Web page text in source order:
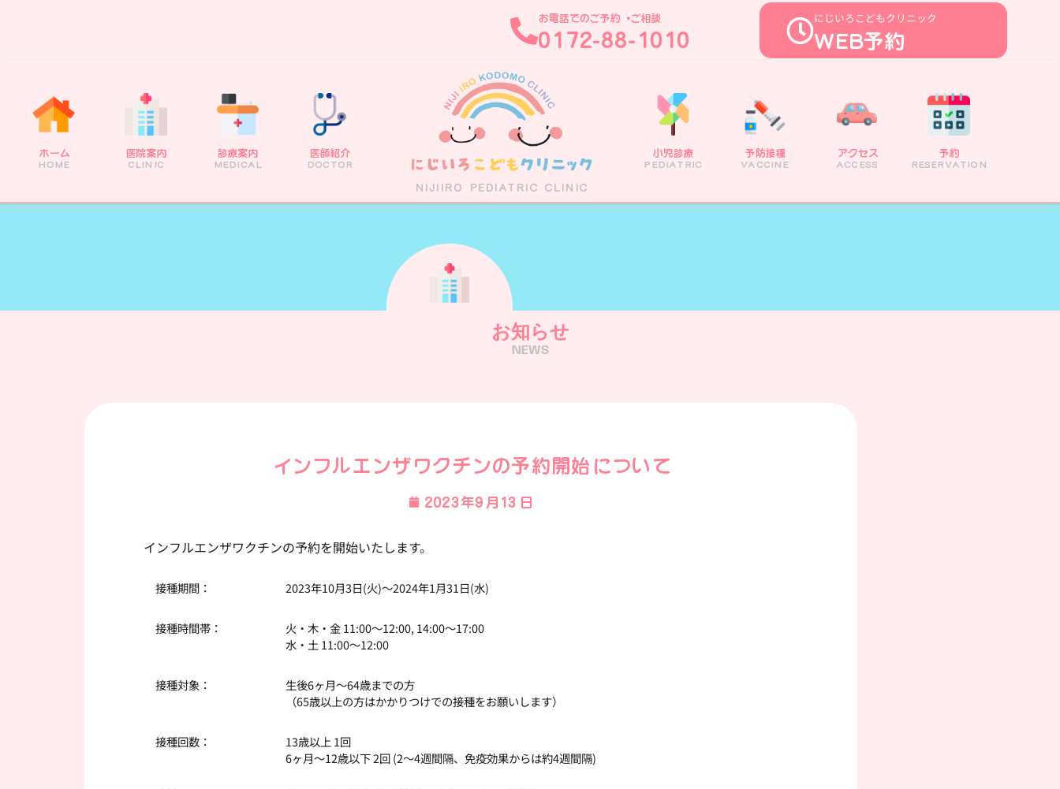
お電話でのご予約・ご相談
0172-88-1010
にじいろこどもクリニック
WEB予約
ホーム
HOME
医院案内
CLINIC
診療案内
MEDICAL
医師紹介
DOCTOR
NIJIIRO PEDIATRIC CLINIC
小児診療
PEDIATRIC
予防接種
VACCINE
アクセス
ACCESS
予約
RESERVATION
ホーム 医院案内 診療案内 医師紹介 小児診療 予防接種 アクセス
お知らせ
NEWS
インフルエンザワクチンの予約開始について
2023年9月13日
インフルエンザワクチンの予約を開始いたします。
接種期間： 2023年10月3日(火)～2024年1月31日(水)
接種時間帯：
火・木・金 11:00～12:00, 14:00～17:00
水・土 11:00～12:00
接種対象：
生後6ヶ月～64歳までの方
（65歳以上の方はかかりつけでの接種をお願いします）
接種回数：
13歳以上 1回
6ヶ月～12歳以下 2回 (2～4週間隔、免疫効果からは約4週間隔)